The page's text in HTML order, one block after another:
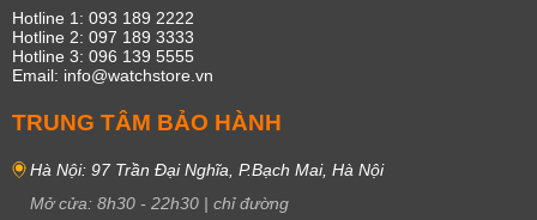
Hotline 1: 093 189 2222
Hotline 2: 097 189 3333
Hotline 3: 096 139 5555
Email: info@watchstore.vn
TRUNG TÂM BẢO HÀNH
Hà Nội: 97 Trần Đại Nghĩa, P.Bạch Mai, Hà Nội
Mở cửa: 8h30 - 22h30 | chỉ đường